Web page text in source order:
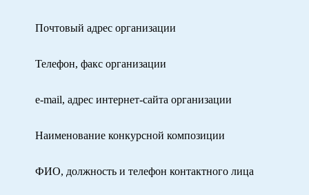
Почтовый адрес организации
Телефон, факс организации
e-mail, адрес интернет-сайта организации
Наименование конкурсной композиции
ФИО, должность и телефон контактного лица